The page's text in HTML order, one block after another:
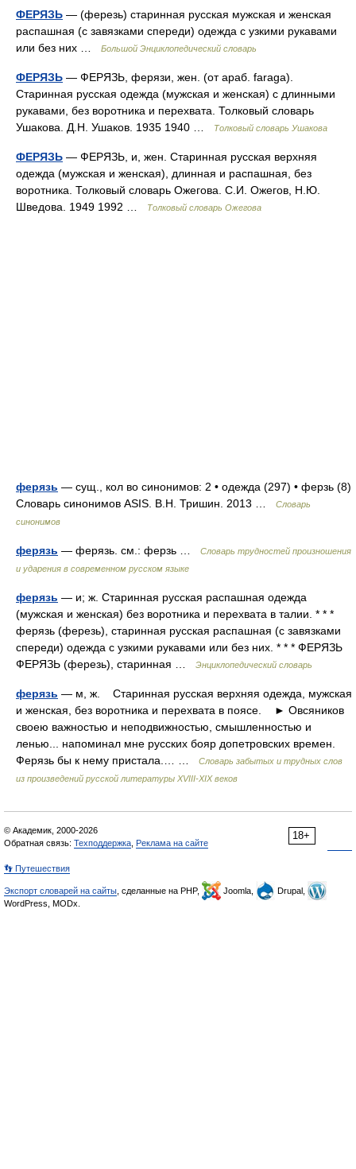
ФЕРЯЗЬ — (ферезь) старинная русская мужская и женская
распашная (с завязками спереди) одежда с узкими рукавами
или без них …
Большой Энциклопедический словарь
ФЕРЯЗЬ — ФЕРЯЗЬ, ферязи, жен. (от араб. faraga).
Старинная русская одежда (мужская и женская) с длинными
рукавами, без воротника и перехвата. Толковый словарь
Ушакова. Д.Н. Ушаков. 1935 1940 …
Толковый словарь Ушакова
ФЕРЯЗЬ — ФЕРЯЗЬ, и, жен. Старинная русская верхняя
одежда (мужская и женская), длинная и распашная, без
воротника. Толковый словарь Ожегова. С.И. Ожегов, Н.Ю.
Шведова. 1949 1992 …
Толковый словарь Ожегова
ферязь — сущ., кол во синонимов: 2 • одежда (297) • ферзь (8)
Словарь синонимов ASIS. В.Н. Тришин. 2013 …
Словарь
синонимов
ферязь — ферязь. см.: ферзь …
Словарь трудностей произношения
и ударения в современном русском языке
ферязь — и; ж. Старинная русская распашная одежда
(мужская и женская) без воротника и перехвата в талии. * * *
ферязь (ферезь), старинная русская распашная (с завязками
спереди) одежда с узкими рукавами или без них. * * * ФЕРЯЗЬ
ФЕРЯЗЬ (ферезь), старинная …
Энциклопедический словарь
ферязь — м, ж. Старинная русская верхняя одежда, мужская
и женская, без воротника и перехвата в поясе. ► Овсяников
своею важностью и неподвижностью, смышленностью и
ленью... напоминал мне русских бояр допетровских времен.
Ферязь бы к нему пристала.… …
Словарь забытых и трудных слов
из произведений русской литературы ХVIII-ХIХ веков
18+
© Академик, 2000-2026
Обратная связь: Техподдержка Реклама на сайте
👣 Путешествия
Экспорт словарей на сайты , сделанные на PHP, Joomla,
Drupal,
WordPress, MODx.